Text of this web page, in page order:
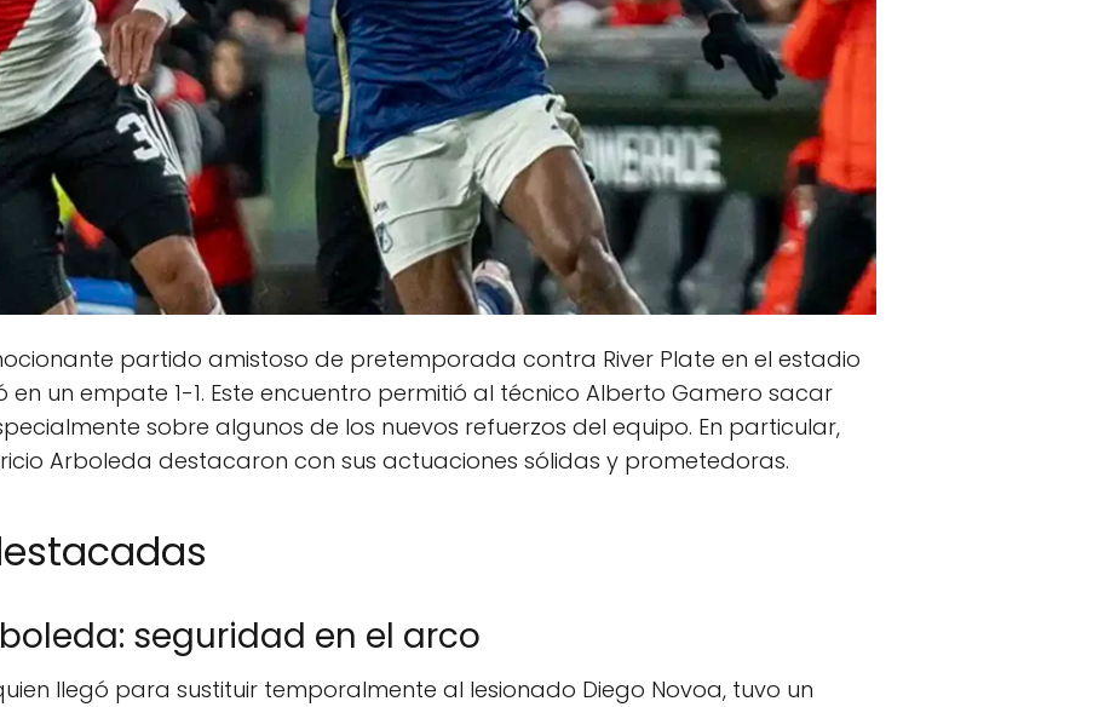
partido amistoso de pretemporada contra River Plate en el estadio
en un empate 1-1. Este encuentro permitió al técnico Alberto Gamero sacar
sobre algunos de los nuevos refuerzos del equipo. En particular,
Arboleda destacaron con sus actuaciones sólidas y prometedoras.
seguridad en el arco
llegó para sustituir temporalmente al lesionado Diego Novoa, tuvo un